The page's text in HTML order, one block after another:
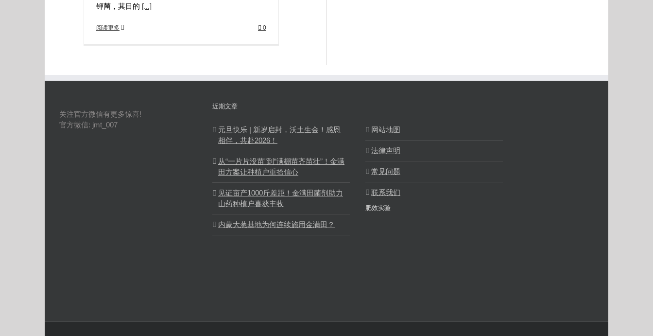
钾菌，其目的 [...]
阅读更多 0
关注官方微信有更多惊喜!
官方微信: jmt_007
近期文章
元旦快乐 | 新岁启封，沃土生金！感恩
相伴，共赴2026！
从“一片片没苗”到“满棚苗齐苗壮”！金满
田方案让种植户重拾信心
见证亩产1000斤差距！金满田菌剂助力
山药种植户喜获丰收
内蒙大葱基地为何连续施用金满田？
网站地图
法律声明
常见问题
联系我们
肥效实验